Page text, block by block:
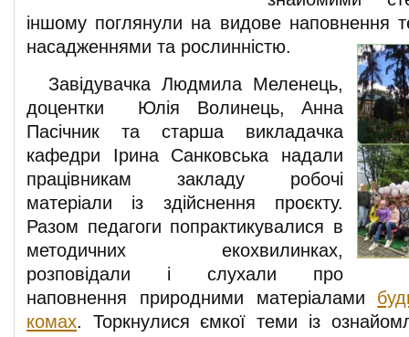
іншому поглянули на видове наповнення
насадженнями та рослинністю.
Завідувачка Людмила Меленець,
доцентки Юлія Волинець, Анна
Пасічник та старша викладачка
кафедри Ірина Санковська надали
працівникам закладу робочі
матеріали із здійснення проєкту.
Разом педагоги попрактикувалися в
методичних екохвилинках,
розповідали і слухали про
наповнення природними матеріалами
комах. Торкнулися ємкої теми із